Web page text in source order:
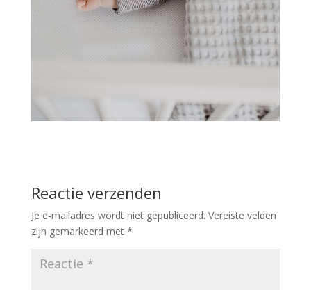
Reactie verzenden
Je e-mailadres wordt niet gepubliceerd. Vereiste velden
zijn gemarkeerd met *